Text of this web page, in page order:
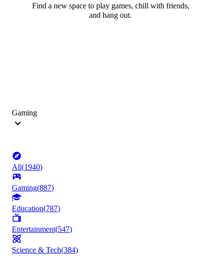
Find a new space to play games, chill with friends,
and hang out.
Gaming
All(1940)
Gaming(887)
Education(787)
Entertainment(547)
Science & Tech(384)